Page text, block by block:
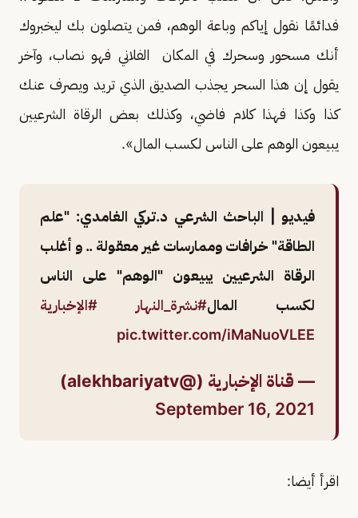
فدائمًا نقول إياكم وباعة الوهم، فمن يتصلون بك ليخبروك
أنك مسحور وسحرك في المكان الفلاني فهو نصاب، وآخر
يقول إن هذا السحر يجذب الصديق الذي تريد ويصرف عنك
كذا وكذا فهذا كلام فاضي، وكذلك بعض الرقاة الشرعيين
يبيعون الوهم على الناس لكسب المال».
فيديو | الباحث الشرعي د.تركي الغامدي: "علم
الطاقة" خرافات وممارسات غير معقولة .. و أغلب
الرقاة الشرعيين يبيعون "الوهم" على الناس
لكسب المال#نشرة_النهار
#الإخبارية
pic.twitter.com/iMaNuoVLEE
— قناة الإخبارية (@alekhbariyatv)
September 16, 2021
اقرأ أيضا: